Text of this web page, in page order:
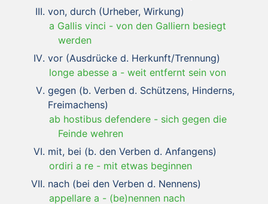
von, durch (Urheber, Wirkung)
a Gallis vinci - von den Galliern besiegt
werden
vor (Ausdrücke d. Herkunft/Trennung)
longe abesse a - weit entfernt sein von
gegen (b. Verben d. Schützens, Hinderns,
Freimachens)
ab hostibus defendere - sich gegen die
Feinde wehren
mit, bei (b. den Verben d. Anfangens)
ordiri a re - mit etwas beginnen
nach (bei den Verben d. Nennens)
appellare a - (be)nennen nach